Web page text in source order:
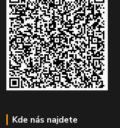
Kde nás najdete